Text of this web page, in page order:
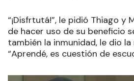
“¡Disfrtutá!”, le pidió Thiago y
de hacer uso de su beneficio
también la inmunidad, le dio
“Aprendé, es cuestión de